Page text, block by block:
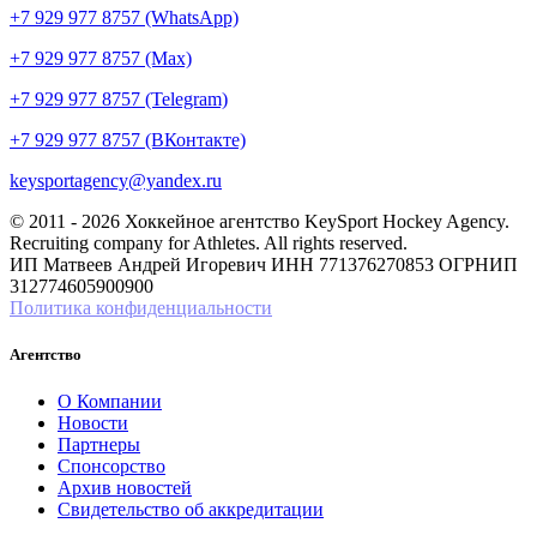
+7 929 977 8757 (WhatsApp)
+7 929 977 8757 (Max)
+7 929 977 8757 (Telegram)
+7 929 977 8757 (ВКонтакте)
keysportagency@yandex.ru
© 2011 - 2026 Хоккейное агентство KeySport Hockey Agency.
Recruiting company for Athletes. All rights reserved.
ИП Матвеев Андрей Игоревич ИНН 771376270853 ОГРНИП
312774605900900
Политика конфиденциальности
Агентство
О Компании
Новости
Партнеры
Спонсорство
Архив новостей
Свидетельство об аккредитации